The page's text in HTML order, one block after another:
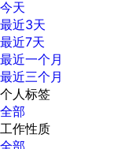
今天
最近3天
最近7天
最近一个月
最近三个月
个人标签
全部
工作性质